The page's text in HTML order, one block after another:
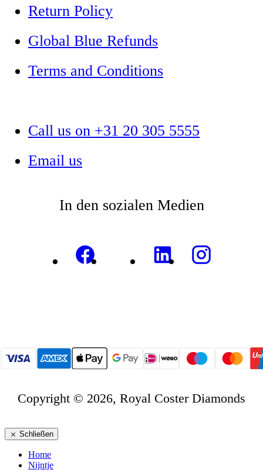
Return Policy
Global Blue Refunds
Terms and Conditions
Call us on +31 20 305 5555
Email us
In den sozialen Medien
Copyright © 2026, Royal Coster Diamonds
Schließen
Home
Nijntje